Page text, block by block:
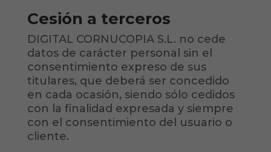
Cesión a terceros
DIGITAL CORNUCOPIA S.L. no cede
datos de carácter personal sin el
consentimiento expreso de sus
titulares, que deberá ser concedido
en cada ocasión, siendo sólo cedidos
con la finalidad expresada y siempre
con el consentimiento del usuario o
cliente.